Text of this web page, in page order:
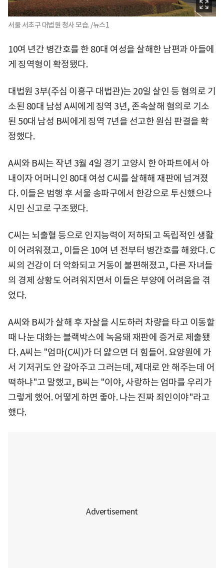
서울 서초구 대법원 청사 모습. /뉴스1
10여 년간 병간호를 한 80대 여성을 살해한 남편과 아들에
게 징역형이 확정됐다.
대법원 3부(주심 이흥구 대법관)는 20일 살인 등 혐의로 기
소된 80대 남성 A씨에게 징역 3년, 존속살해 혐의로 기소
된 50대 남성 B씨에게 징역 7년을 선고한 원심 판결을 확
정했다.
A씨와 B씨는 작년 3월 4일 경기 고양시 한 아파트에서 아
내이자 어머니인 80대 여성 C씨를 살해해 재판에 넘겨졌
다. 이들은 범행 후 서울 송파구에서 한강으로 투신했으나
시민 신고로 구조됐다.
C씨는 뇌출혈 등으로 인지능력이 저하되고 독립적인 생활
이 어려워졌고, 이들은 10여 년 전부터 병간호를 해왔다. C
씨의 건강이 더 악화되고 거동이 불편해졌고, 다른 자녀들
의 경제 상황도 어려워지면서 이들은 부양에 어려움을 겪
었다.
A씨와 B씨가 살해 후 자살을 시도하러 차량을 타고 이동할
때 나눈 대화는 블랙박스에 녹음돼 재판에 증거로 제출됐
다. A씨는 "엄마(C씨)가 더 앓으면 더 힘들어. 요양원에 가
서 기저귀도 안 갈아주고 그러는데, 제대로 안 해주는데 어
떡하냐"고 말했고, B씨는 "이야, 사랑하는 엄마를 우리가
그렇게 했어. 어떻게 하면 좋아. 나는 진짜 죄인이야"라고
했다.